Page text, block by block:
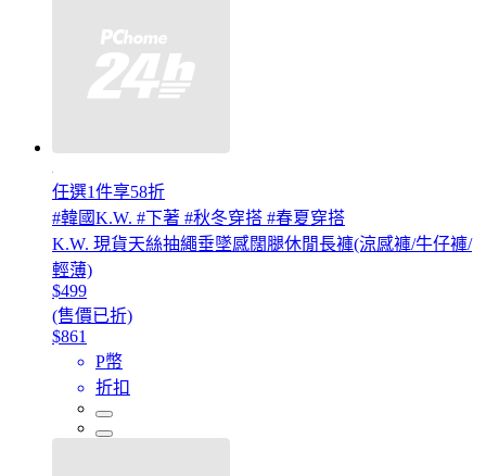
任選1件享58折
#韓國K.W. #下著 #秋冬穿搭 #春夏穿搭
K.W. 現貨天絲抽繩垂墜感闊腿休閒長褲(涼感褲/牛仔褲/
輕薄)
$499
(售價已折)
$861
P幣
折扣